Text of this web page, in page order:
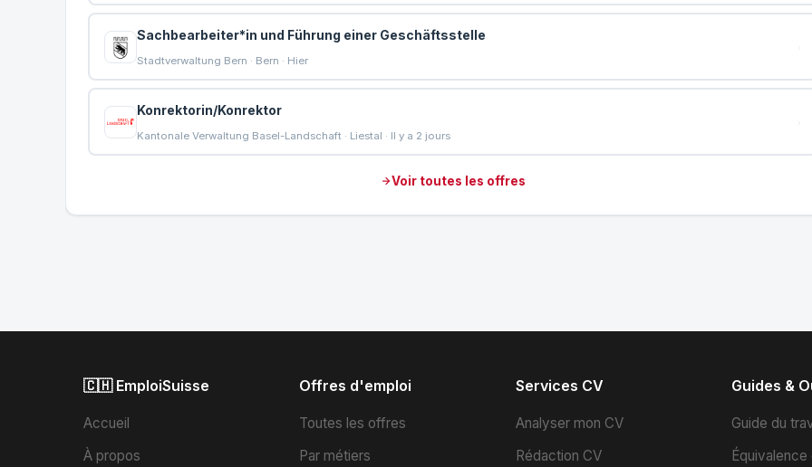
Sachbearbeiter*in und Führung einer Geschäftsstelle
Stadtverwaltung Bern · Bern · Hier
Konrektorin/Konrektor
Kantonale Verwaltung Basel-Landschaft · Liestal · Il y a 2 jours
Voir toutes les offres
🇨🇭 EmploiSuisse
Accueil
À propos
Offres d'emploi
Toutes les offres
Par métiers
Services CV
Analyser mon CV
Rédaction CV
Guides &
Guide du